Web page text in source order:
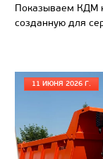
Показываем КДМ
созданную для
11 ИЮНЯ 2026 Г.